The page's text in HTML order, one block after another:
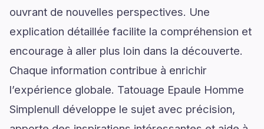
ouvrant de nouvelles perspectives. Une
explication détaillée facilite la compréhension et
encourage à aller plus loin dans la découverte.
Chaque information contribue à enrichir
l’expérience globale. Tatouage Epaule Homme
Simplenull développe le sujet avec précision,